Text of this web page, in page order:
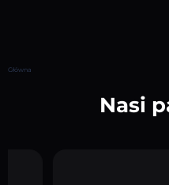
Główna
Nasi